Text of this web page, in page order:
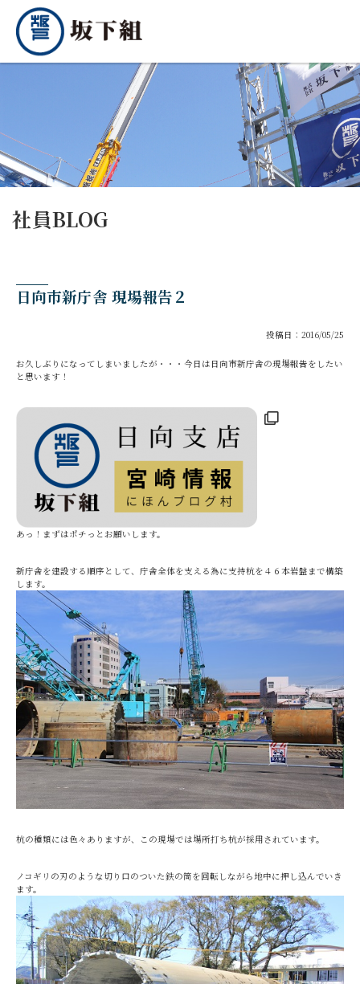
社員BLOG
日向市新庁舎 現場報告２
投稿日：2016/05/25
お久しぶりになってしまいましたが・・・今日は日向市新庁舎の現場報告をしたい
と思います！
あっ！まずはポチっとお願いします。
新庁舎を建設する順序として、庁舎全体を支える為に支持杭を４６本岩盤まで構築
します。
杭の種類には色々ありますが、この現場では場所打ち杭が採用されています。
ノコギリの刃のような切り口のついた鉄の筒を回転しながら地中に押し込んでいき
ます。